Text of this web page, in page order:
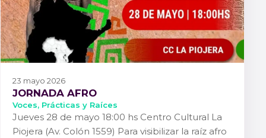
23 mayo 2026
JORNADA AFRO
Voces, Prácticas y Raíces
Jueves 28 de mayo 18:00 hs Centro Cultural La
Piojera (Av. Colón 1559) Para visibilizar la raíz afro